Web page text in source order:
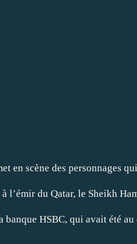
scène des personnages
l’émir du Qatar, le Sheikh
HSBC, qui avait été